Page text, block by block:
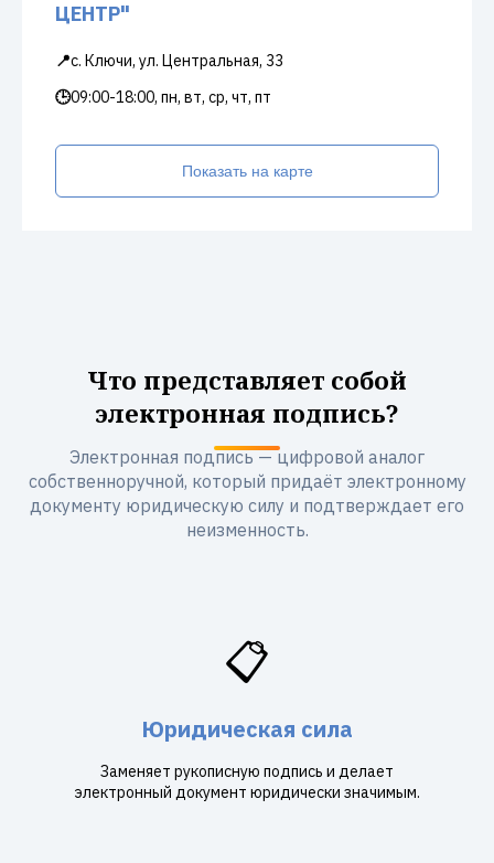
ЦЕНТР"
📍с. Ключи, ул. Центральная, 33
🕒09:00-18:00, пн, вт, ср, чт, пт
Показать на карте
Что представляет собой
электронная подпись?
Электронная подпись — цифровой аналог
собственноручной, который придаёт электронному
документу юридическую силу и подтверждает его
неизменность.
📋
Юридическая сила
Заменяет рукописную подпись и делает
электронный документ юридически значимым.